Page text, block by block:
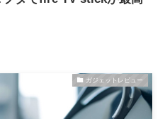
ガジェットレビュー